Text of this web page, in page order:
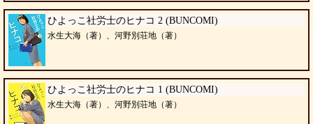
ひよっこ社労士のヒナコ 2 (BUNCOMI)
水生大海（著）、河野別荘地（著）
ひよっこ社労士のヒナコ 1 (BUNCOMI)
水生大海（著）、河野別荘地（著）